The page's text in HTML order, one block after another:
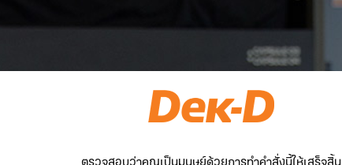
ตรวจสอบว่าคุณเป็นมนุษย์ด้วยการทำคำสั่งนี้ให้เสร็จสิ้น